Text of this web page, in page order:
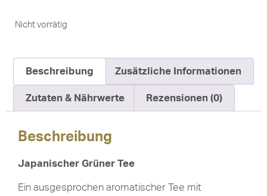
Nicht vorrätig
Beschreibung Zusätzliche Informationen
Zutaten & Nährwerte Rezensionen (0)
Beschreibung
Japanischer Grüner Tee
Ein ausgesprochen aromatischer Tee mit